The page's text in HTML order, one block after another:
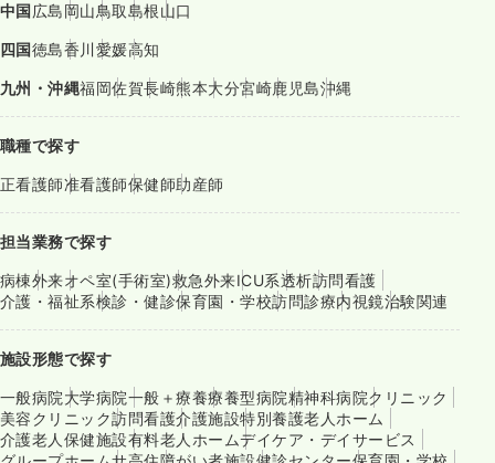
中国 広島 岡山鳥取島根山口
四国徳島香川 愛媛高知
九州・沖縄福岡佐賀長崎熊本大分宮崎鹿児島沖縄
職種で探す
正看護師准看護師保健師助産師
担当業務で探す
病棟外来オペ室(手術室)救急外来ICU系透析訪問看護
介護・福祉系検診・健診保育園・学校訪問診療内視鏡治験関連
施設形態で探す
一般病院大学病院一般＋療養療養型病院精神科病院クリニック
美容クリニック訪問看護介護施設特別養護老人ホーム
介護老人保健施設有料老人ホームデイケア・デイサービス